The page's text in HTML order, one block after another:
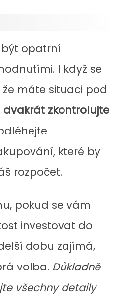
být opatrní
I když se
máte situaci pod
dvakrát zkontrolujte
které by
rozpočet.
pokud se vám
investovat do
dobu zajímá,
volba. Důkladně
všechny detaily